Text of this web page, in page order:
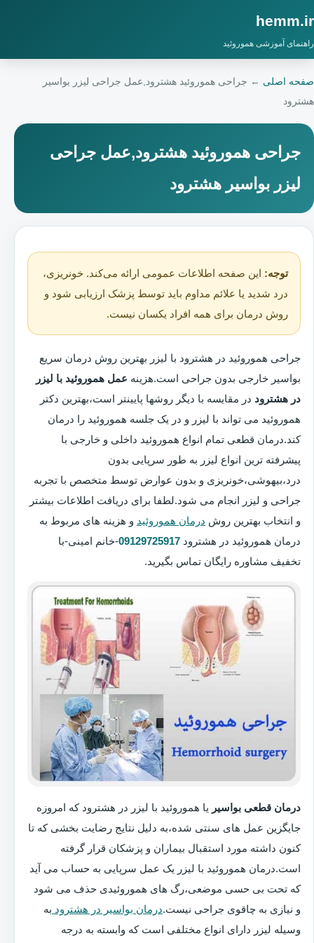
hemm.ir
راهنمای آموزشی هموروئید
صفحه اصلی ← جراحی هموروئید هشترود,عمل جراحی لیزر بواسیر
هشترود
جراحی هموروئید هشترود,عمل جراحی
لیزر بواسیر هشترود
توجه: این صفحه اطلاعات عمومی ارائه می‌کند. خونریزی،
درد شدید یا علائم مداوم باید توسط پزشک ارزیابی شود و
روش درمان برای همه افراد یکسان نیست.
جراحی هموروئید در هشترود با لیزر بهترین روش درمان سریع
بواسیر خارجی بدون جراحی است.هزینه عمل هموروئید با لیزر
در هشترود در مقایسه با دیگر روشها پایینتر است،بهترین دکتر
هموروئید می تواند با لیزر و در یک جلسه هموروئید را درمان
کند.درمان قطعی تمام انواع هموروئید داخلی و خارجی با
پیشرفته ترین انواع لیزر به طور سرپایی بدون
درد،بیهوشی،خونریزی و بدون عوارض توسط متخصص با تجربه
جراحی و لیزر انجام می شود.لطفا برای دریافت اطلاعات بیشتر
و انتخاب بهترین روش درمان هموروئید و هزینه های مربوط به
درمان هموروئید در هشترود 09129725917-خانم امینی-با
تخفیف مشاوره رایگان تماس بگیرید.
درمان قطعی بواسیر یا هموروئید با لیزر در هشترود که امروزه
جایگزین عمل های سنتی شده،به دلیل نتایج رضایت بخشی که تا
کنون داشته مورد استقبال بیماران و پزشکان قرار گرفته
است.درمان هموروئید با لیزر یک عمل سرپایی به حساب می آید
که تحت بی حسی موضعی،رگ های هموروئیدی حذف می شود
و نیازی به چاقوی جراحی نیست.درمان بواسیر در هشترود به
وسیله لیزر دارای انواع مختلفی است که وابسته به درجه